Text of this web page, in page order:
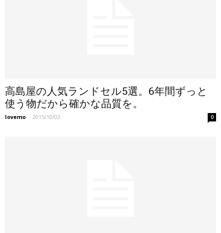
高島屋の人気ランドセル5選。6年間ずっと
使う物だから確かな品質を。
lovemo - 2015/10/03 0